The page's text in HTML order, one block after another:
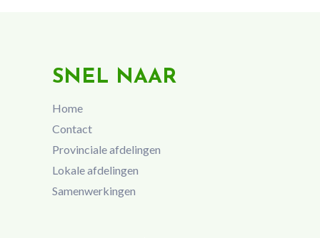
SNEL NAAR
Home
Contact
Provinciale afdelingen
Lokale afdelingen
Samenwerkingen